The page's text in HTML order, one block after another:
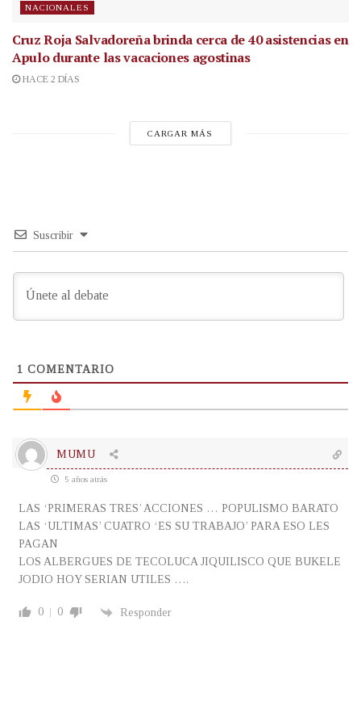
NACIONALES
Cruz Roja Salvadoreña brinda cerca de 40 asistencias en
Apulo durante las vacaciones agostinas
HACE 2 DÍAS
CARGAR MÁS
Suscribir
1 COMENTARIO
MUMU
5 años atrás
LAS ‘PRIMERAS TRES’ ACCIONES … POPULISMO BARATO
LAS ‘ULTIMAS’ CUATRO ‘ES SU TRABAJO’ PARA ESO LES
PAGAN
LOS ALBERGUES DE TECOLUCA JIQUILISCO QUE BUKELE
JODIO HOY SERIAN UTILES ….
0 0 Responder